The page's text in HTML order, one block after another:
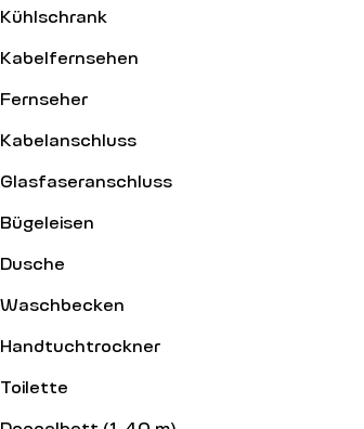
Kühlschrank
Kabelfernsehen
Fernseher
Kabelanschluss
Glasfaseranschluss
Bügeleisen
Dusche
Waschbecken
Handtuchtrockner
Toilette